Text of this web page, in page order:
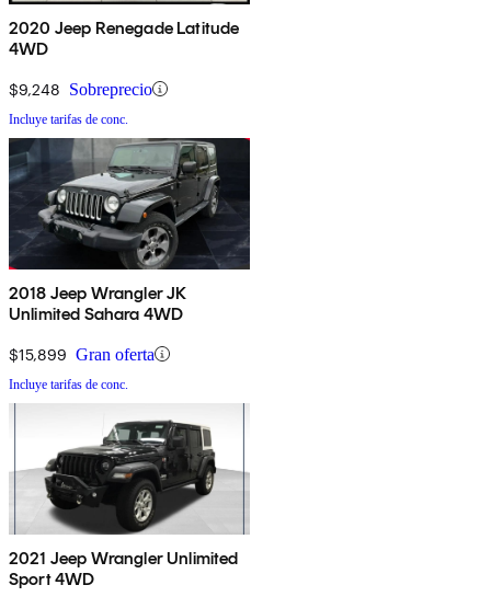
2020 Jeep Renegade Latitude
4WD
$9,248 Sobreprecio
Incluye tarifas de conc.
2018 Jeep Wrangler JK
Unlimited Sahara 4WD
$15,899 Gran oferta
Incluye tarifas de conc.
2021 Jeep Wrangler Unlimited
Sport 4WD